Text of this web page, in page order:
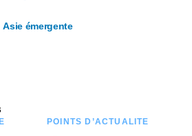
Asie émergente
POINTS D’ACTUALITÉ